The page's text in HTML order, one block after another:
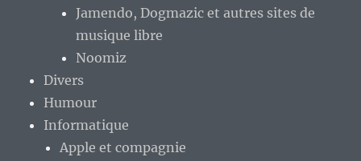
Jamendo, Dogmazic et autres sites de
musique libre
Noomiz
Divers
Humour
Informatique
Apple et compagnie